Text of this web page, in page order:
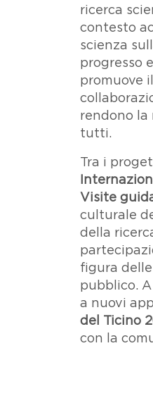
ricerca
contesto
scienza
progresso
promuove il
rendono la
tutti.
Tra i
Visite
culturale
della
figura
pubblico.
a nuovi
del Ticino
con la